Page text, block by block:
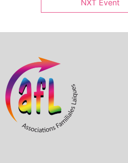
NXT Event